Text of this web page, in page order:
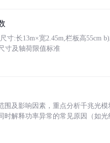
寸:长13m×宽2.45m,栏板高55cm
寸及轴荷限值标准
及影响因素，重点分析千兆光
时解释功率异常的常见原因（如